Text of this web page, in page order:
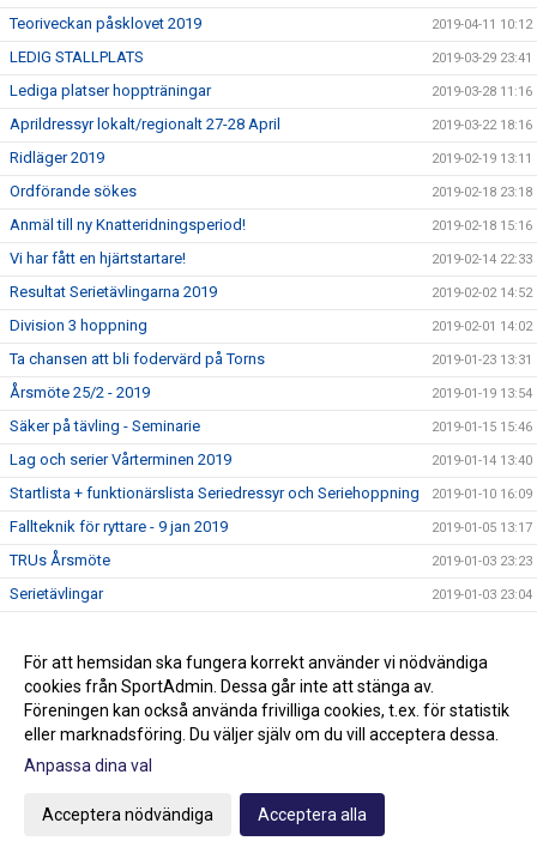
Teoriveckan påsklovet 2019 2019-04-11 10:12
LEDIG STALLPLATS 2019-03-29 23:41
Lediga platser hoppträningar 2019-03-28 11:16
Aprildressyr lokalt/regionalt 27-28 April 2019-03-22 18:16
Ridläger 2019 2019-02-19 13:11
Ordförande sökes 2019-02-18 23:18
Anmäl till ny Knatteridningsperiod! 2019-02-18 15:16
Vi har fått en hjärtstartare! 2019-02-14 22:33
Resultat Serietävlingarna 2019 2019-02-02 14:52
Division 3 hoppning 2019-02-01 14:02
Ta chansen att bli fodervärd på Torns 2019-01-23 13:31
Årsmöte 25/2 - 2019 2019-01-19 13:54
Säker på tävling - Seminarie 2019-01-15 15:46
Lag och serier Vårterminen 2019 2019-01-14 13:40
Startlista + funktionärslista Seriedressyr och Seriehoppning 2019-01-10 16:09
Fallteknik för ryttare - 9 jan 2019 2019-01-05 13:17
TRUs Årsmöte 2019-01-03 23:23
Serietävlingar 2019-01-03 23:04
Ledig stallplats i ponnystallet 2018-12-14 16:43
Klubbmästerskap och Minimästerskap 2018 2018-02-01 13:36
Gå till Webbversion
För att hemsidan ska fungera korrekt använder vi nödvändiga
cookies från SportAdmin. Dessa går inte att stänga av.
Föreningen kan också använda frivilliga cookies, t.ex. för statistik
eller marknadsföring. Du väljer själv om du vill acceptera dessa.
Anpassa dina val
Acceptera nödvändiga Acceptera alla